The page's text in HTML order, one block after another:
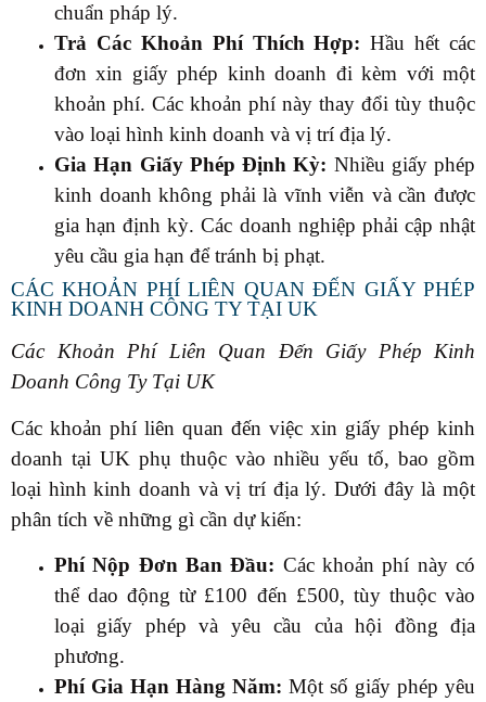
chuẩn pháp lý.
Trả Các Khoản Phí Thích Hợp: Hầu hết các
đơn xin giấy phép kinh doanh đi kèm với một
khoản phí. Các khoản phí này thay đổi tùy thuộc
vào loại hình kinh doanh và vị trí địa lý.
Gia Hạn Giấy Phép Định Kỳ: Nhiều giấy phép
kinh doanh không phải là vĩnh viễn và cần được
gia hạn định kỳ. Các doanh nghiệp phải cập nhật
yêu cầu gia hạn để tránh bị phạt.
CÁC KHOẢN PHÍ LIÊN QUAN ĐẾN GIẤY PHÉP
KINH DOANH CÔNG TY TẠI UK
Các Khoản Phí Liên Quan Đến Giấy Phép Kinh
Doanh Công Ty Tại UK
Các khoản phí liên quan đến việc xin giấy phép kinh
doanh tại UK phụ thuộc vào nhiều yếu tố, bao gồm
loại hình kinh doanh và vị trí địa lý. Dưới đây là một
phân tích về những gì cần dự kiến:
Phí Nộp Đơn Ban Đầu: Các khoản phí này có
thể dao động từ £100 đến £500, tùy thuộc vào
loại giấy phép và yêu cầu của hội đồng địa
phương.
Phí Gia Hạn Hàng Năm: Một số giấy phép yêu